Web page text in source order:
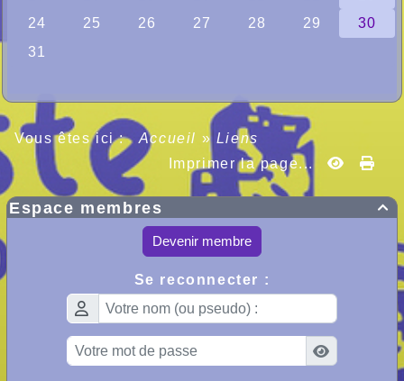
Vous êtes ici : Accueil » Liens
Imprimer la page...

Espace membres
Devenir membre
Se reconnecter :